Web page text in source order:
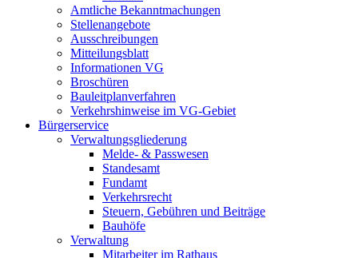
Amtliche Bekanntmachungen
Stellenangebote
Ausschreibungen
Mitteilungsblatt
Informationen VG
Broschüren
Bauleitplanverfahren
Verkehrshinweise im VG-Gebiet
Bürgerservice
Verwaltungsgliederung
Melde- & Passwesen
Standesamt
Fundamt
Verkehrsrecht
Steuern, Gebühren und Beiträge
Bauhöfe
Verwaltung
Mitarbeiter im Rathaus